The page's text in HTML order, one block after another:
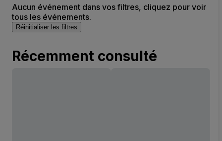
Aucun événement dans vos filtres, cliquez pour voir
tous les événements.
Réinitialiser les filtres
Récemment consulté